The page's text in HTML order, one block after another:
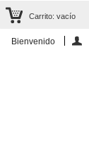
Carrito: vacío
Bienvenido